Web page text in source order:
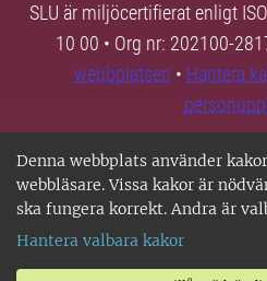
Denna webbplats använder
webbläsare. Vissa kakor är
ska fungera korrekt. Andra är
Hantera valbara kakor
SLU är miljöcertifierat enligt
10 00 • Org nr: 202100-
webbplatsen • Hantera